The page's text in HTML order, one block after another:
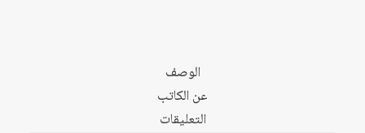
الوصف
عن الكاتب
التعليقات